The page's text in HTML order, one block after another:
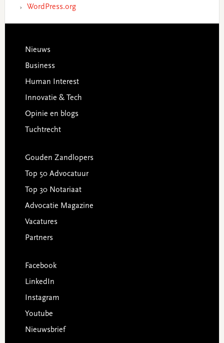
WordPress.org
Footer
Nieuws
Business
Human Interest
Innovatie & Tech
Opinie en blogs
Tuchtrecht
Gouden Zandlopers
Top 50 Advocatuur
Top 30 Notariaat
Advocatie Magazine
Vacatures
Partners
Facebook
LinkedIn
Instagram
Youtube
Nieuwsbrief